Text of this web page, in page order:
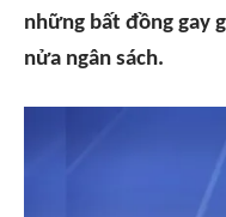
những bất đồng gay
nửa ngân sách.